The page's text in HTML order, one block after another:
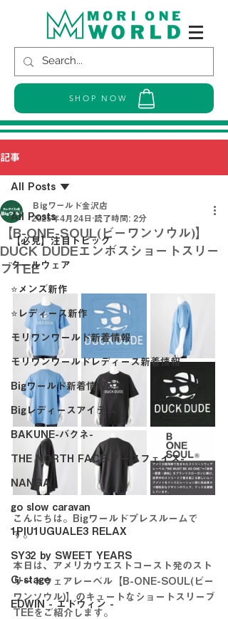
SHOP NOW
記事
All Posts
【必見】注目トピック
クールウェア
⭐メンズ新作
⭐レディース新作
モリワンワールド新着情報
モリワンワールドレディース新着情報
Bigワールド新着情報
Bigレディースアイテム
BAKUNE-バクネ-
THE NORTH FACE-ノースフェイス-
NANGA
go slow caravan
1PIU1UGUALE3 RELAX
SY32 by SWEET YEARS
G-stage
EDWIN - エドウィン -
All Posts
【B-ONE-SOUL(ビーワンソウル)】
DUCK DUDEエンボスショートスリー
ブTEE
Ｂigワールド金沢店
2025年4月24日 読了時間: 2分
こんにちは。Bigワールドプレスルームで
す。
本日は、アメリカウエストコースト発のスト
リートウェアレーベル【B-ONE-SOUL(ビー
ワンソウル)】のキュートなショートスリーブ
TEEをご紹介します。